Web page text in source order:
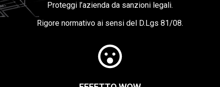
Proteggi l’azienda da sanzioni legali.
Rigore normativo ai sensi del D.Lgs 81/08.